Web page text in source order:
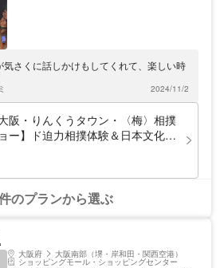
気さくに話しかけもしてくれて、楽しい時
2024/11/2
大阪・りんくうタウン・〈梅〉相撲
ー】ド迫力相撲体験＆日本文化を
も♪
のプランから選ぶ
大阪府 大阪南部（堺・岸和田・関西空港）
ショッピングモール・ショッピングセンター